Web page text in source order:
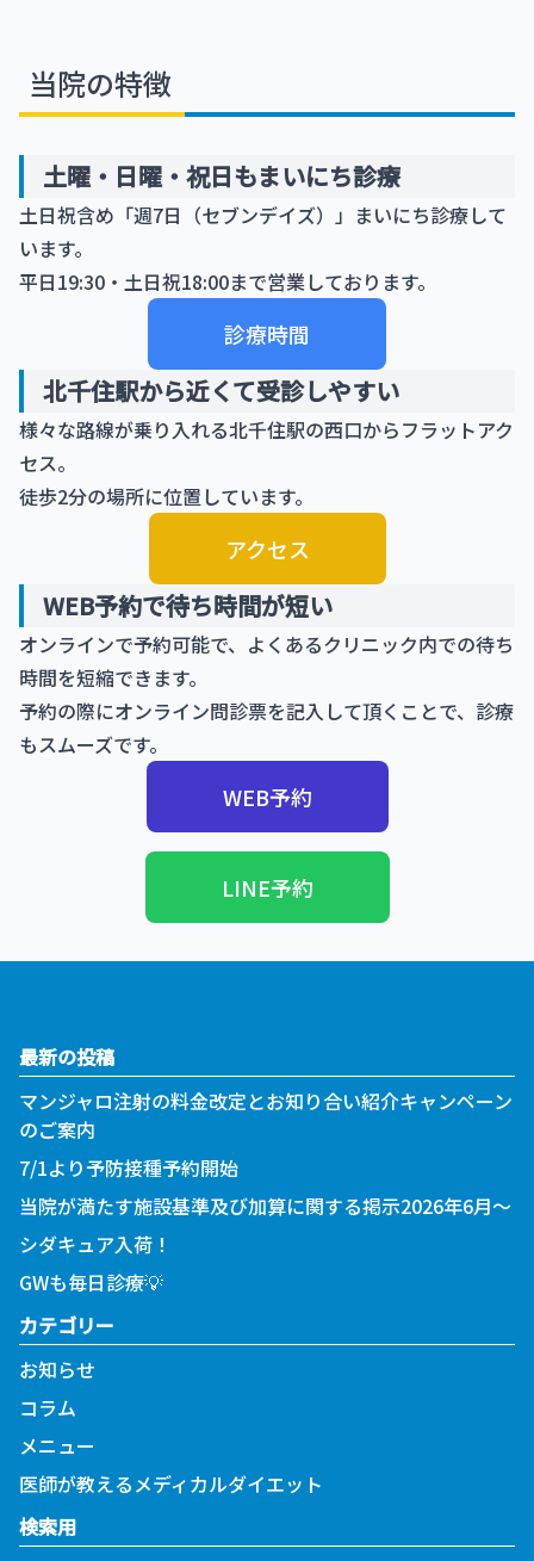
当院の特徴
土曜・日曜・祝日もまいにち診療
土日祝含め「週7日（セブンデイズ）」まいにち診療して
います。
平日19:30・土日祝18:00まで営業しております。
診療時間
北千住駅から近くて受診しやすい
様々な路線が乗り入れる北千住駅の西口からフラットアク
セス。
徒歩2分の場所に位置しています。
アクセス
WEB予約で待ち時間が短い
オンラインで予約可能で、よくあるクリニック内での待ち
時間を短縮できます。
予約の際にオンライン問診票を記入して頂くことで、診療
もスムーズです。
WEB予約
LINE予約
最新の投稿
マンジャロ注射の料金改定とお知り合い紹介キャンペーン
のご案内
7/1より予防接種予約開始
当院が満たす施設基準及び加算に関する掲示2026年6月～
シダキュア入荷！
GWも毎日診療💡
カテゴリー
お知らせ
コラム
メニュー
医師が教えるメディカルダイエット
検索用